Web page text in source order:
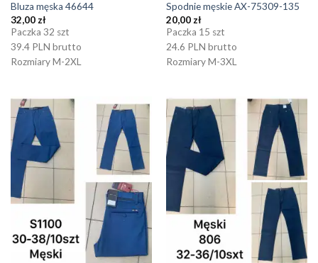
Bluza męska 46644
32,00 zł
Paczka 32 szt
39.4 PLN brutto
Rozmiary M-2XL
Spodnie męskie AX-75309-135
20,00 zł
Paczka 15 szt
24.6 PLN brutto
Rozmiary M-3XL